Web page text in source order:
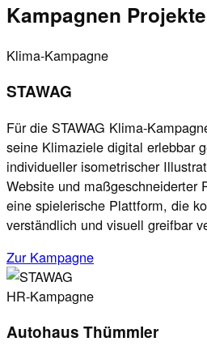
Kampagnen Projekte
Klima-Kampagne
STAWAG
Für die STAWAG Klima-
seine Klimaziele digital erlebbar
individueller isometrischer
Website und maßgeschneiderter
eine spielerische Plattform, die
verständlich und visuell greifbar
Zur Kampagne
HR-Kampagne
Autohaus Thümmler